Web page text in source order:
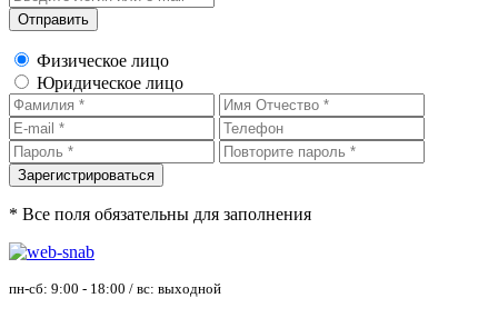
Физическое лицо
Юридическое лицо
* Все поля обязательны для заполнения
пн-сб: 9:00 - 18:00 / вс: выходной